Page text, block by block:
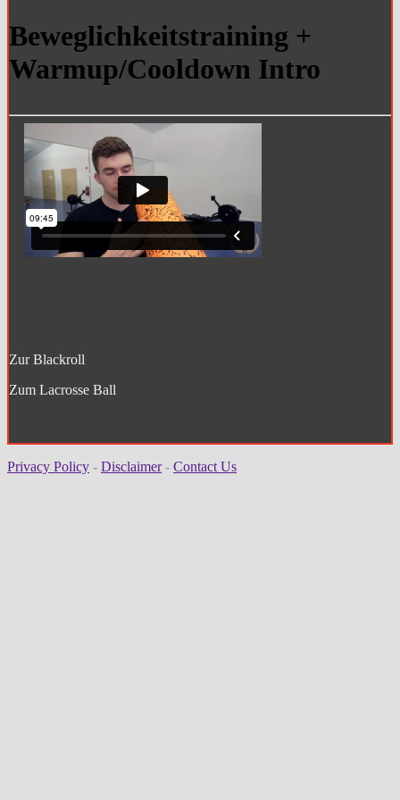
Beweglichkeitstraining +
Warmup/Cooldown Intro
Zur Blackroll
Zum Lacrosse Ball
Privacy Policy - Disclaimer- Contact Us